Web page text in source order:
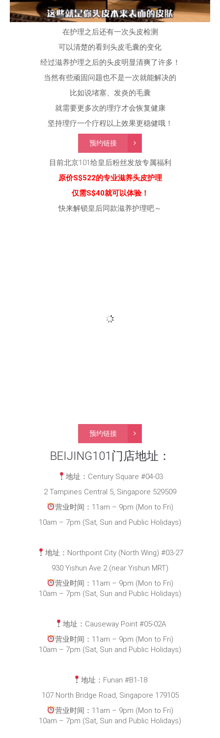
比如说堵塞、发炎的毛囊
就需要更多次的理疗才会恢复健康
坚持理疗一个疗程以上效果更稳健哦！
目前北京101给皇后粉丝发放专属福利
原价S$522的专业滋养头皮护理
仅需S$40就可以体验！
快来解锁皇后同款滋养护理吧～
10am – 7pm (Sat, Sun and Public Holidays)
地址：Northpoint City (North Wing) #03-27
930 Yishun Ave 2 (near Yishun MRT)
营业时间：11am – 9pm (Mon to Fri)
10am – 7pm (Sat, Sun and Public Holidays)
营业时间：11am – 9pm (Mon to Fri)
地址：Funan #B1-18
营业时间：11am – 9pm (Mon to Fri)
10am – 7pm (Sat, Sun and Public Holidays)
23 Serangoon Central (near Serangoon MRT)
10am – 7pm (Sat, Sun and Public Holidays)